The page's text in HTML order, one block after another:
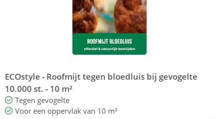
ECOstyle - Roofmijt tegen bloedluis bij gevogelte
10.000 st. - 10 m²
Tegen gevogelte
Voor een oppervlak van 10 m²